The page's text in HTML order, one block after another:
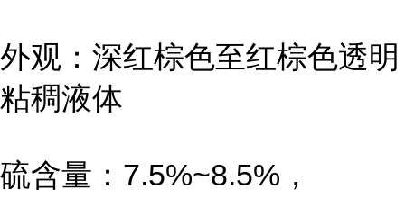
外观：深红棕色至红棕色透明
粘稠液体
硫含量：7.5%~8.5%，